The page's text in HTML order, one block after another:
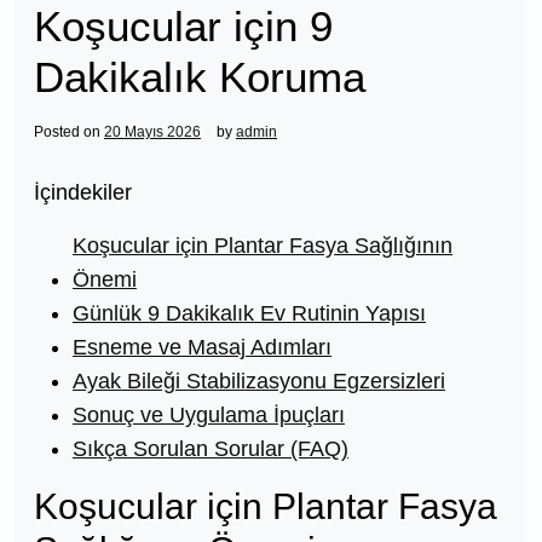
Koşucular için 9
Dakikalık Koruma
Posted on 20 Mayıs 2026 by admin
İçindekiler
Koşucular için Plantar Fasya Sağlığının
Önemi
Günlük 9 Dakikalık Ev Rutinin Yapısı
Esneme ve Masaj Adımları
Ayak Bileği Stabilizasyonu Egzersizleri
Sonuç ve Uygulama İpuçları
Sıkça Sorulan Sorular (FAQ)
Koşucular için Plantar Fasya